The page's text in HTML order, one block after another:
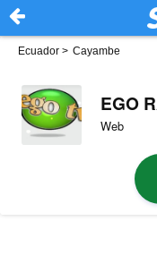
Ecuador > Cayambe
EGO
Web